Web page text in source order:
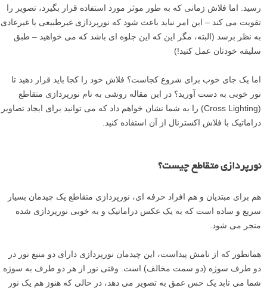
رسید. اما فلاش زمانی که به طور موثر مورد استفاده قرار بگیرد، تصویر را
تقویت می کند – این امر نباید باعث شود که نورپردازی غیرطبیعی یا غیرعادی
به نظر برسد (البته، مگر این که این جلوه ای باشد که می خواهید – طبق
سلیقه خودتان عمل کنید!)
اما یک جای خوب برای شروع کجاست؟ فلاش خود را کجا باید قرار دهید تا
نور خوبی به دست آورید؟ در این مقاله روشی به نام نورپردازی متقاطع
(Cross Lighting) را به شما نشان خواهم داد که می توانید برای ایجاد تصاویر
دراماتیک با فلاش اکسترنال از آن استفاده کنید.
نورپردازی متقاطع چیست؟
هم برای مبتدیان و هم افراد حرفه ای، نورپردازی متقاطع یک چیدمان بسیار
سریع و ساده است که به یک عکس دراماتیک و به خوبی نورپردازی شده
منجر می شود.
همانطور که از نامش پیداست، این چیدمان نورپردازی دارای دو منبع نور در
دو طرف سوژه (دو سمت مخالف) است. وقتی نور از هر دو طرف به سوژه
شما می تابد یک حس عمق به تصویر می دهد، در حالی که هنوز هم یک نور